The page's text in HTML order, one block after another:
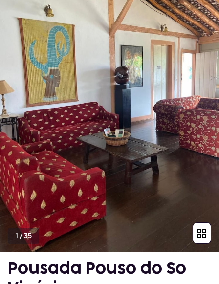
1 /35
Pousada Pouso do So